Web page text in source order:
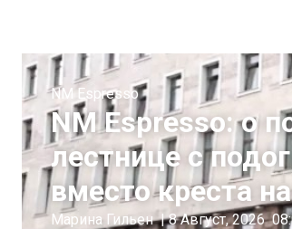
NM Espresso
NM Espresso: о
лестнице с
вместо креста
Марина Гильен | 8 Август, 2026